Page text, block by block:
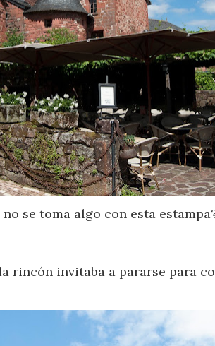
se toma algo con esta
rincón invitaba a pararse para